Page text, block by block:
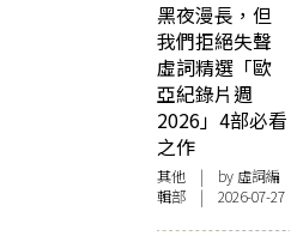
黑夜漫長，但
我們拒絕失聲
虛詞精選「歐
亞紀錄片週
2026」4部必看
之作
其他 | by 虛詞編
輯部 | 2026-07-27